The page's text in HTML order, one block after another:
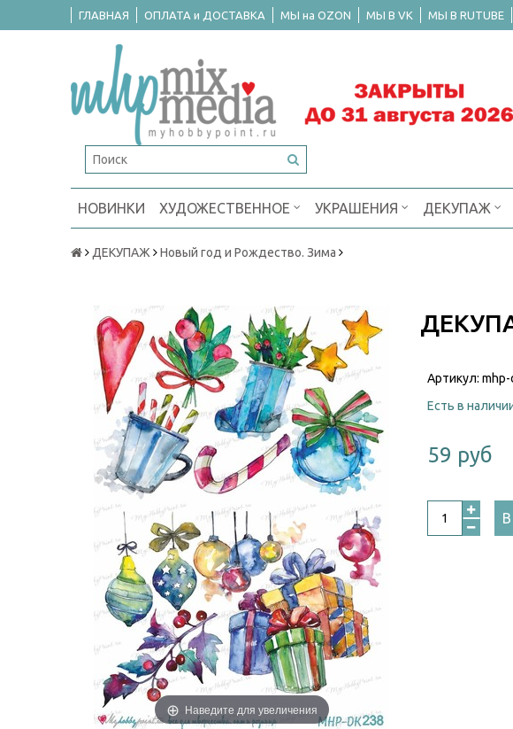
ГЛАВНАЯ ОПЛАТА и ДОСТАВКА МЫ на OZON МЫ В VK МЫ В RUTUBE
НОВИНКИ ХУДОЖЕСТВЕННОЕ УКРАШЕНИЯ ДЕКУПАЖ
ДЕКУПАЖ Новый год и Рождество. Зима
Наведите для увеличения
Артикул: mhp-
Есть в
59 руб